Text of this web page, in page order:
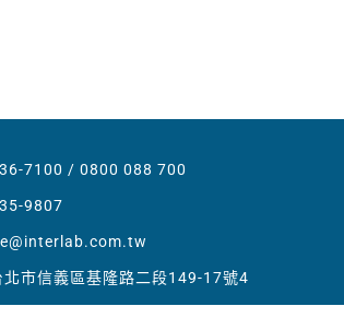
7100 / 0800 088 700
9807
市信義區基隆路二段149-17號4